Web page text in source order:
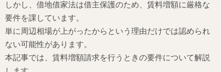
しかし、借地借家法は借主保護のため、賃料増額に厳格な
要件を課しています。
単に周辺相場が上がったからという理由だけでは認められ
ない可能性があります。
本記事では、賃料増額請求を行うときの要件について解説